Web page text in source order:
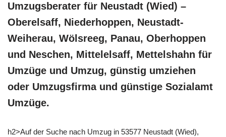
Umzugsberater für Neustadt (Wied) –
Oberelsaff, Niederhoppen, Neustadt-
Weiherau, Wölsreeg, Panau, Oberhoppen
und Neschen, Mittelelsaff, Mettelshahn für
Umzüge und Umzug, günstig umziehen
oder Umzugsfirma und günstige Sozialamt
Umzüge.
h2>Auf der Suche nach Umzug in 53577 Neustadt (Wied),